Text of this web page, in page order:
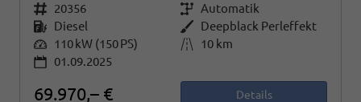
Fahrzeugnr. 20356 Getriebe Automatik
Kraftstoff Diesel Außenfarbe Deepblack Perleffekt
Leistung 110 kW (150 PS) Kilometerstand
10 km
01.09.2025
69.970,– € Details